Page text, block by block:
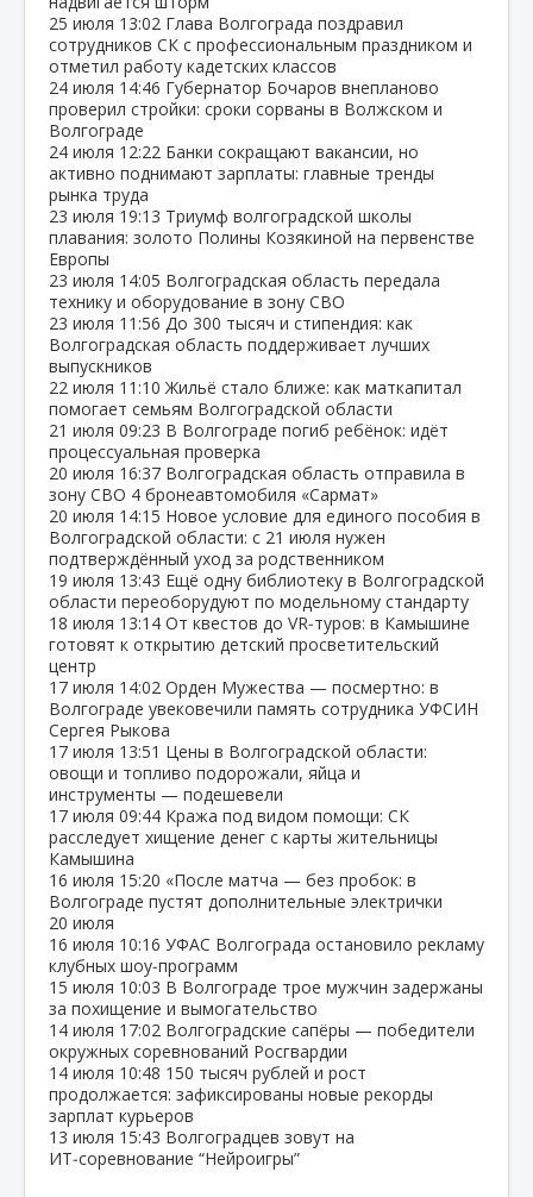
25 июля 13:02 Глава Волгограда поздравил
сотрудников СК с профессиональным праздником и
отметил работу кадетских классов
24 июля 14:46 Губернатор Бочаров внепланово
проверил стройки: сроки сорваны в Волжском и
Волгограде
24 июля 12:22 Банки сокращают вакансии, но
активно поднимают зарплаты: главные тренды
рынка труда
23 июля 19:13 Триумф волгоградской школы
плавания: золото Полины Козякиной на первенстве
Европы
23 июля 14:05 Волгоградская область передала
технику и оборудование в зону СВО
23 июля 11:56 До 300 тысяч и стипендия: как
Волгоградская область поддерживает лучших
выпускников
22 июля 11:10 Жильё стало ближе: как маткапитал
помогает семьям Волгоградской области
21 июля 09:23 В Волгограде погиб ребёнок: идёт
процессуальная проверка
20 июля 16:37 Волгоградская область отправила в
зону СВО 4 бронеавтомобиля «Сармат»
20 июля 14:15 Новое условие для единого пособия в
Волгоградской области: с 21 июля нужен
подтверждённый уход за родственником
19 июля 13:43 Ещё одну библиотеку в Волгоградской
области переоборудуют по модельному стандарту
18 июля 13:14 От квестов до VR‑туров: в Камышине
готовят к открытию детский просветительский
центр
17 июля 14:02 Орден Мужества — посмертно: в
Волгограде увековечили память сотрудника УФСИН
Сергея Рыкова
17 июля 13:51 Цены в Волгоградской области:
овощи и топливо подорожали, яйца и
инструменты — подешевели
17 июля 09:44 Кража под видом помощи: СК
расследует хищение денег с карты жительницы
Камышина
16 июля 15:20 «После матча — без пробок: в
Волгограде пустят дополнительные электрички
20 июля
16 июля 10:16 УФАС Волгограда остановило рекламу
клубных шоу‑программ
15 июля 10:03 В Волгограде трое мужчин задержаны
за похищение и вымогательство
14 июля 17:02 Волгоградские сапёры — победители
окружных соревнований Росгвардии
14 июля 10:48 150 тысяч рублей и рост
продолжается: зафиксированы новые рекорды
зарплат курьеров
13 июля 15:43 Волгоградцев зовут на
ИТ‑соревнование “Нейроигры”